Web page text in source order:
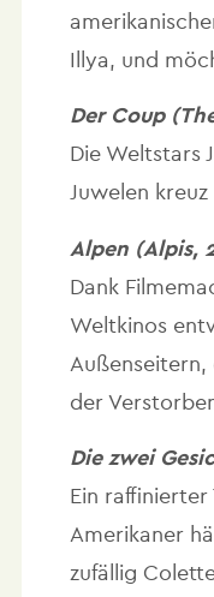
Illya, und
Der Coup
Die Weltstars
Juwelen
Alpen (Alpis,
Dank
Weltkinos
Außenseitern,
der
Die zwei
Ein
Amerikaner
zufällig